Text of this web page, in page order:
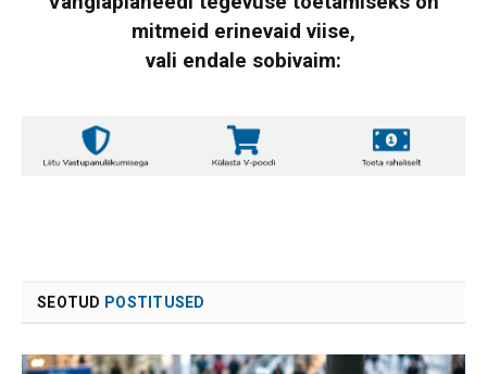
mitmeid erinevaid viise,
vali endale sobivaim:
SEOTUD POSTITUSED